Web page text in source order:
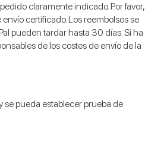
claramente indicado. Por favor,
certificado. Los reembolsos se
pueden tardar hasta 30 días. Si ha
de los costes de envío de la
se pueda establecer prueba de